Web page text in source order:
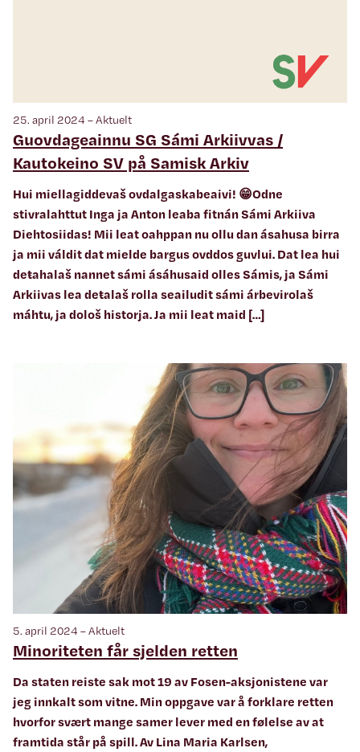
25. april 2024 – Aktuelt
Guovdageainnu SG Sámi Arkiivvas /
Kautokeino SV på Samisk Arkiv
Hui miellagiddevaš ovdalgaskabeaivi! 😁Odne
stivralahttut Inga ja Anton leaba fitnán Sámi Arkiiva
Diehtosiidas! Mii leat oahppan nu ollu dan ásahusa birra
ja mii váldit dat mielde bargus ovddos guvlui. Dat lea hui
deŧahalaš nannet sámi ásáhusaid olles Sámis, ja Sámi
Arkiivas lea deŧalaš rolla seailudit sámi árbevirolaš
máhtu, ja dološ historja. Ja mii leat maid […]
5. april 2024 – Aktuelt
Minoriteten får sjelden retten
Da staten reiste sak mot 19 av Fosen-aksjonistene var
jeg innkalt som vitne. Min oppgave var å forklare retten
hvorfor svært mange samer lever med en følelse av at
framtida står på spill. Av Lina Maria Karlsen,